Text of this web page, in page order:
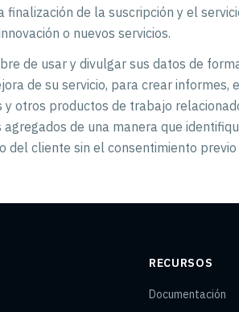
finalización de la suscripción y el
o nuevos servicios.
de usar y divulgar sus datos de
de su servicio, para crear informes,
otros productos de trabajo
de una manera que
del cliente sin el consentimiento
RECURSOS
Documentación